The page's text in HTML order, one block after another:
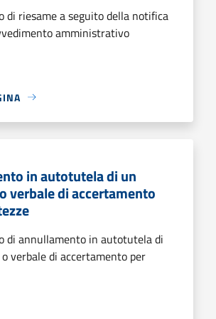
di riesame a seguito della notifica
amministrativo
in autotutela di un
verbale di accertamento
di annullamento in autotutela di
verbale di accertamento per